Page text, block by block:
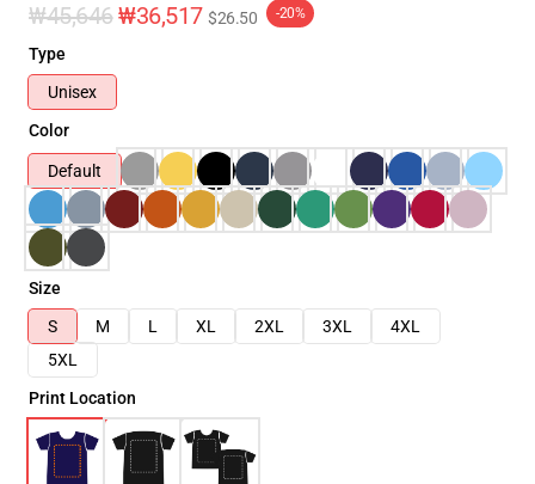
₩45,646₩36,517 $26.50 -20%
Type
Unisex
Color
Default
Size
S
M L XL 2XL 3XL
4XL
5XL
Print Location